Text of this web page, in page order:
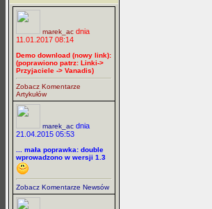
marek_ac dnia
11.01.2017 08:14
Demo download (nowy link):
(poprawiono patrz: Linki->
Przyjaciele -> Vanadis)
Zobacz Komentarze
Artykułów
marek_ac dnia
21.04.2015 05:53
... mała poprawka: double
wprowadzono w wersji 1.3
Zobacz Komentarze Newsów